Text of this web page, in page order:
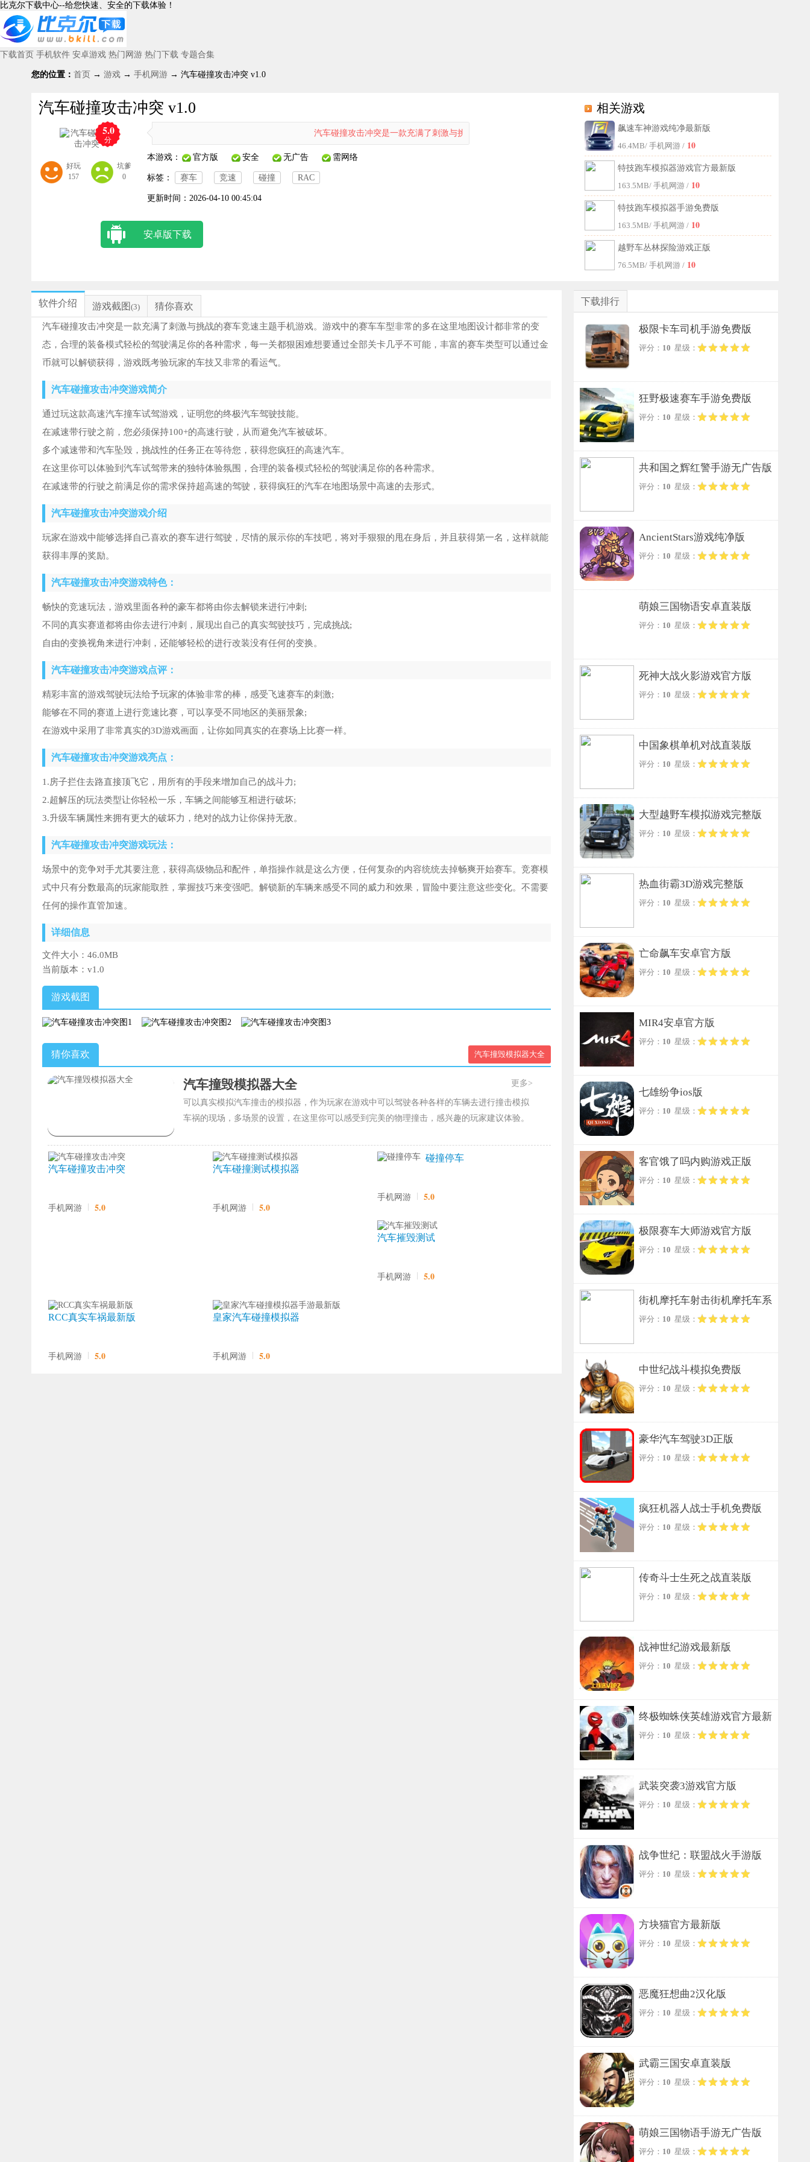
比克尔下载中心--给您快速、安全的下载体验！
下载首页 手机软件 安卓游戏 热门网游 热门下载 专题合集
您的位置： 首页 → 游戏 → 手机网游 → 汽车碰撞攻击冲突 v1.0
汽车碰撞攻击冲突 v1.0
5.0
分
好玩
157
坑爹
0
汽车碰撞攻击冲突是一款充满了刺激与挑战的赛车竞速主题手机游戏。游戏中的赛车车型非常的多在这里地图设计都非常的变态，合理的装
本游戏： 官方版 安全 无广告 需网络
标签： 赛车 竞速 碰撞 RAC
更新时间： 2026-04-10 00:45:04
安卓版下载
相关游戏
飙速车神游戏纯净最新版
46.4MB/ 手机网游 / 10
特技跑车模拟器游戏官方最新版
163.5MB/ 手机网游 / 10
特技跑车模拟器手游免费版
163.5MB/ 手机网游 / 10
越野车丛林探险游戏正版
76.5MB/ 手机网游 / 10
软件介绍 游戏截图 (3) 猜你喜欢
汽车碰撞攻击冲突是一款充满了刺激与挑战的赛车竞速主题手机游戏。游戏中的赛车车型非常的多在这里地图设计都非常的变
态，合理的装备模式轻松的驾驶满足你的各种需求，每一关都狠困难想要通过全部关卡几乎不可能，丰富的赛车类型可以通过金
币就可以解锁获得，游戏既考验玩家的车技又非常的看运气。
汽车碰撞攻击冲突游戏简介
通过玩这款高速汽车撞车试驾游戏，证明您的终极汽车驾驶技能。
在减速带行驶之前，您必须保持100+的高速行驶，从而避免汽车被破坏。
多个减速带和汽车坠毁，挑战性的任务正在等待您，获得您疯狂的高速汽车。
在这里你可以体验到汽车试驾带来的独特体验氛围，合理的装备模式轻松的驾驶满足你的各种需求。
在减速带的行驶之前满足你的需求保持超高速的驾驶，获得疯狂的汽车在地图场景中高速的去形式。
汽车碰撞攻击冲突游戏介绍
玩家在游戏中能够选择自己喜欢的赛车进行驾驶，尽情的展示你的车技吧，将对手狠狠的甩在身后，并且获得第一名，这样就能
获得丰厚的奖励。
汽车碰撞攻击冲突游戏特色：
畅快的竞速玩法，游戏里面各种的豪车都将由你去解锁来进行冲刺;
不同的真实赛道都将由你去进行冲刺，展现出自己的真实驾驶技巧，完成挑战;
自由的变换视角来进行冲刺，还能够轻松的进行改装没有任何的变换。
汽车碰撞攻击冲突游戏点评：
精彩丰富的游戏驾驶玩法给予玩家的体验非常的棒，感受飞速赛车的刺激;
能够在不同的赛道上进行竞速比赛，可以享受不同地区的美丽景象;
在游戏中采用了非常真实的3D游戏画面，让你如同真实的在赛场上比赛一样。
汽车碰撞攻击冲突游戏亮点：
1.房子拦住去路直接顶飞它，用所有的手段来增加自己的战斗力;
2.超解压的玩法类型让你轻松一乐，车辆之间能够互相进行破坏;
3.升级车辆属性来拥有更大的破坏力，绝对的战力让你保持无敌。
汽车碰撞攻击冲突游戏玩法：
场景中的竞争对手尤其要注意，获得高级物品和配件，单指操作就是这么方便，任何复杂的内容统统去掉畅爽开始赛车。竞赛模
式中只有分数最高的玩家能取胜，掌握技巧来变强吧。解锁新的车辆来感受不同的威力和效果，冒险中要注意这些变化。不需要
任何的操作直管加速。
详细信息
文件大小： 46.0MB
当前版本： v1.0
游戏截图
猜你喜欢 汽车撞毁模拟器大全
汽车撞毁模拟器大全 更多>
可以真实模拟汽车撞击的模拟器，作为玩家在游戏中可以驾驶各种各样的车辆去进行撞击模拟
车祸的现场，多场景的设置，在这里你可以感受到完美的物理撞击，感兴趣的玩家建议体验。
汽车碰撞攻击冲突
手机网游 5.0
汽车碰撞测试模拟器
手机网游 5.0
碰撞停车
手机网游 5.0
汽车摧毁测试
手机网游 5.0
RCC真实车祸最新版
手机网游 5.0
皇家汽车碰撞模拟器
手机网游 5.0
下载排行
极限卡车司机手游免费版
评分： 10 星级：
狂野极速赛车手游免费版
评分： 10 星级：
共和国之辉红警手游无广告版
评分： 10 星级：
AncientStars游戏纯净版
评分： 10 星级：
萌娘三国物语安卓直装版
评分： 10 星级：
死神大战火影游戏官方版
评分： 10 星级：
中国象棋单机对战直装版
评分： 10 星级：
大型越野车模拟游戏完整版
评分： 10 星级：
热血街霸3D游戏完整版
评分： 10 星级：
亡命飙车安卓官方版
评分： 10 星级：
MIR4安卓官方版
评分： 10 星级：
七雄纷争ios版
评分： 10 星级：
客官饿了吗内购游戏正版
评分： 10 星级：
极限赛车大师游戏官方版
评分： 10 星级：
街机摩托车射击街机摩托车系
列手游无广告版
评分： 10 星级：
中世纪战斗模拟免费版
评分： 10 星级：
豪华汽车驾驶3D正版
评分： 10 星级：
疯狂机器人战士手机免费版
评分： 10 星级：
传奇斗士生死之战直装版
评分： 10 星级：
战神世纪游戏最新版
评分： 10 星级：
终极蜘蛛侠英雄游戏官方最新
版
评分： 10 星级：
武装突袭3游戏官方版
评分： 10 星级：
战争世纪：联盟战火手游版
评分： 10 星级：
方块猫官方最新版
评分： 10 星级：
恶魔狂想曲2汉化版
评分： 10 星级：
武霸三国安卓直装版
评分： 10 星级：
萌娘三国物语手游无广告版
评分： 10 星级：